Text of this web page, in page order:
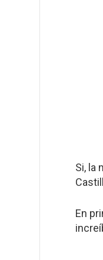
Si, la
En